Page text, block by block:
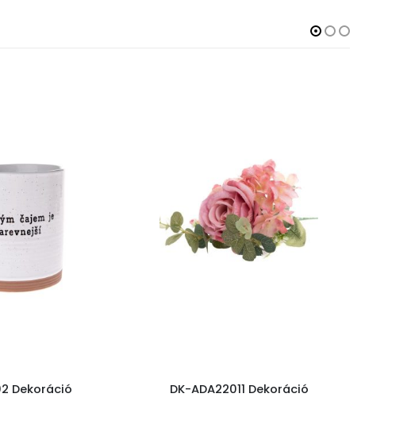
Dekoráció DK-ADA22011 Dekoráció